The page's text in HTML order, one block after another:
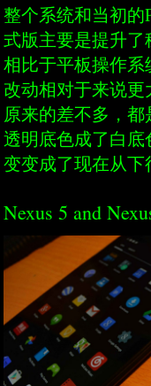
整个系统和当初的
式版主要是提升了
相比于平板操作
改动相对于来说
原来的差不多，
透明底色成了白
变变成了现在从下
Nexus 5 and